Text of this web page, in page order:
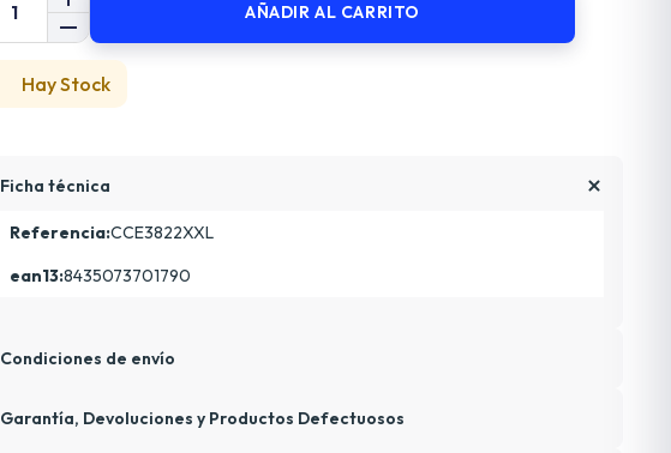
AÑADIR AL CARRITO
Hay Stock
Ficha técnica
Referencia:CCE3822XXL
ean13:8435073701790
Condiciones de envío
Garantía, Devoluciones y Productos Defectuosos